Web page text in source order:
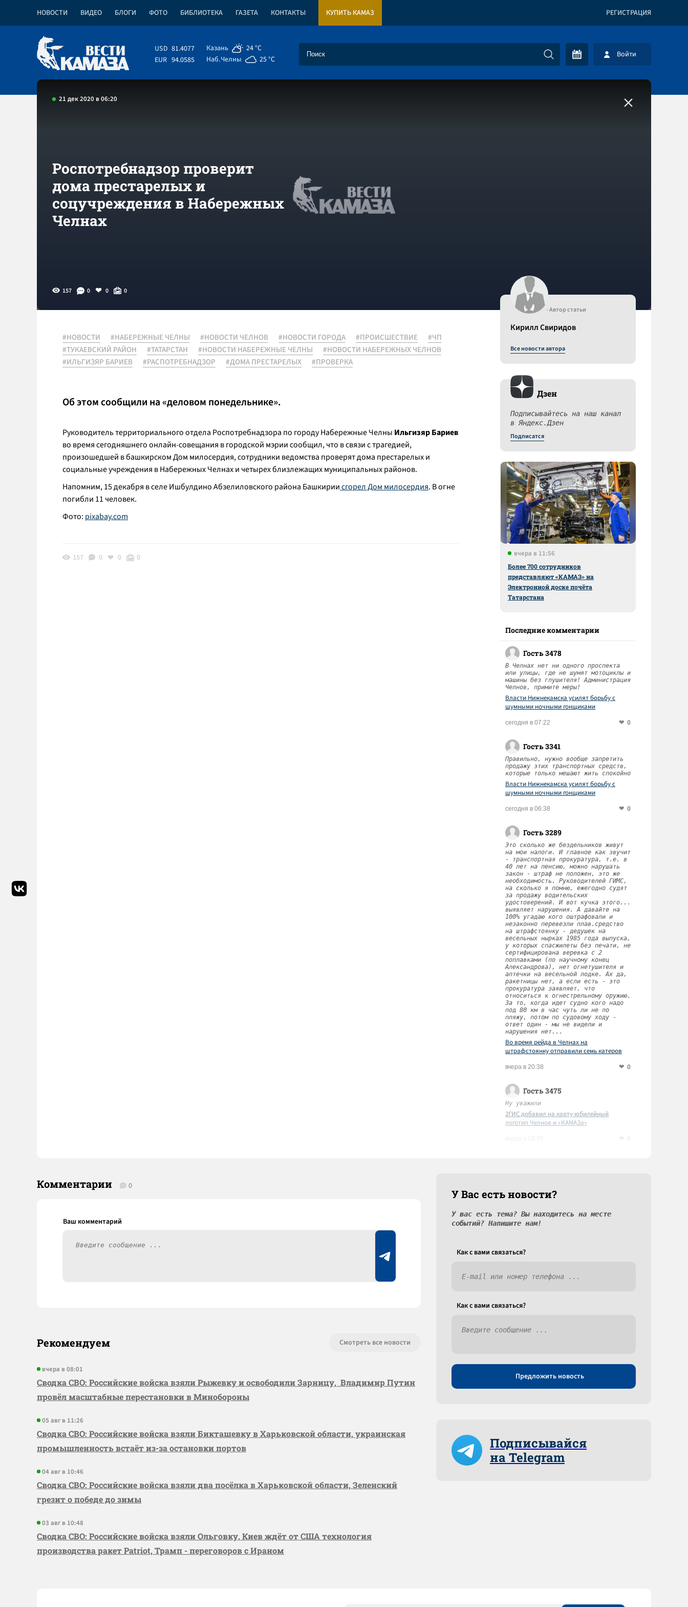
НОВОСТИ ВИДЕО БЛОГИ ФОТО БИБЛИОТЕКА ГАЗЕТА КОНТАКТЫ КУПИТЬ КАМАЗ РЕГИСТРАЦИЯ
USD 81.4077
EUR 94.0585
Казань
24 °C
Наб.Челны
25 °C Войти
21 дек 2020 в 06:20
Роспотребнадзор проверит
дома престарелых и
соцучреждения в Набережных
Челнах
157 0 0 0
#НОВОСТИ #НАБЕРЕЖНЫЕ ЧЕЛНЫ #НОВОСТИ ЧЕЛНОВ #НОВОСТИ ГОРОДА #ПРОИСШЕСТВИЕ
#ЧП
#ТУКАЕВСКИЙ РАЙОН
#ТАТАРСТАН #НОВОСТИ НАБЕРЕЖНЫЕ ЧЕЛНЫ
#НОВОСТИ НАБЕРЕЖНЫХ ЧЕЛНОВ
#ИЛЬГИЗЯР БАРИЕВ
#РАСПОТРЕБНАДЗОР #ДОМА ПРЕСТАРЕЛЫХ #ПРОВЕРКА
Об этом сообщили на «деловом понедельнике».
Руководитель территориального отдела Роспотребнадзора по городу Набережные Челны Ильгизяр Бариев
во время сегодняшнего онлайн-совещания в городской мэрии сообщил, что в связи с трагедией,
произошедшей в башкирском Дом милосердия, сотрудники ведомства проверят дома престарелых и
социальные учреждения в Набережных Челнах и четырех близлежащих муниципальных районов.
Напомним, 15 декабря в селе Ишбулдино Абзелиловского района Башкириисгорел Дом милосердия. В огне
погибли 11 человек.
Фото: pixabay.com
157 0 0 0
- Автор статьи
Кирилл Свиридов
Все новости автора
Дзен
Подписывайтесь на наш канал
в Яндекс.Дзен
Подписатся
вчера в 11:56
Более 700 сотрудников
представляют «КАМАЗ» на
Электронной доске почёта
Татарстана
Последние комментарии
Гость 3478
В Челнах нет ни одного проспекта
или улицы, где не шумят мотоциклы и
машины без глушителя! Администрация
Челнов, примите меры!
Власти Нижнекамска усилят борьбу с
шумными ночными гонщиками
сегодня в 07:22 0
Гость 3341
Правильно, нужно вообще запретить
продажу этих транспортных средств,
которые только мешают жить спокойно
Власти Нижнекамска усилят борьбу с
шумными ночными гонщиками
сегодня в 06:38 0
Гость 3289
Это сколько же бездельников живут
на мои налоги. И главное как звучит
- транспортная прокуратура, т.е. в
40 лет на пенсию, можно нарушать
закон - штраф не положен, это же
необходимость. Руководителей ГИМС,
на сколько я помню, ежегодно судят
за продажу водительских
удостоверений. И вот кучка этого...
выявляет нарушения. А давайте на
100% угадаю кого оштрафовали и
незаконно перевезли плав.средство
на штрафстоянку - дедушек на
весельных нырках 1985 года выпуска,
у которых спасжилеты без печати, не
сертифицирована веревка с 2
поплавками (по научному конец
Александрова), нет огнетушителя и
аптечки на весельной лодке. Ах да,
ракетницы нет, а если есть - это
прокуратура заявляет, что
относиться к огнестрельному оружию.
За то, когда идет судно кого надо
под 80 км в час чуть ли не по
пляжу, потом по судовому ходу -
ответ один - мы не видели и
нарушения нет...
Во время рейда в Челнах на
штрафстоянку отправили семь катеров
вчера в 20:38 0
Гость 3475
Ну уважили
2ГИС добавил на карту юбилейный
логотип Челнов и «КАМАЗа»
Комментарии 0
Рекомендуем Смотреть все новости
вчера в 08:01
Сводка СВО: Российские войска взяли Рыжевку и освободили Зарницу, Владимир Путин
провёл масштабные перестановки в Минобороны
05 авг в 11:26
Сводка СВО: Российские войска взяли Бикташевку в Харьковской области, украинская
промышленность встаёт из-за остановки портов
04 авг в 10:46
Сводка СВО: Российские войска взяли два посёлка в Харьковской области, Зеленский
грезит о победе до зимы
03 авг в 10:48
Сводка СВО: Российские войска взяли Ольговку, Киев ждёт от США технология
производства ракет Patriot, Трамп - переговоров с Ираном
У Вас есть новости?
У вас есть тема? Вы находитесь на месте
событий? Напишите нам!
Как c вами связаться?
Как c вами связаться?
Предложить новость
Подписывайся
на Telegram